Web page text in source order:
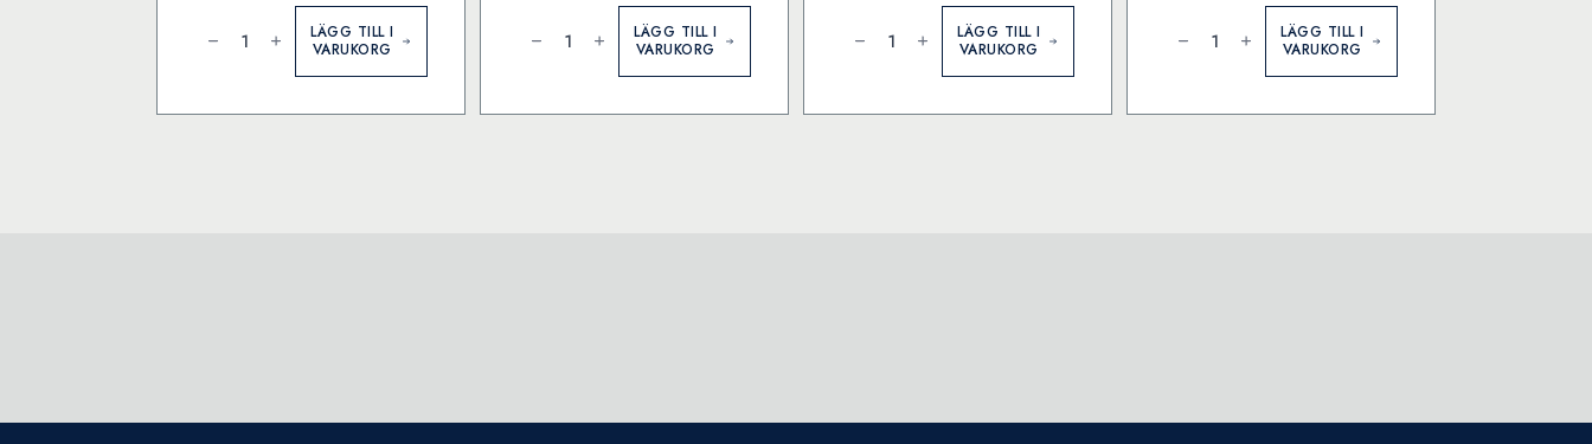
Bristol
LÄGG TILL I
VARUKORG
Pen
LÄGG TILL I
VARUKORG
mängd
LÄGG TILL I
VARUKORG
Aquarelle
Penna
LÄGG TILL I
VARUKORG